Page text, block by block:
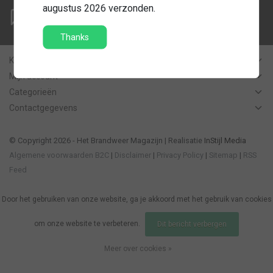
Vragen?
graag.
Klantenservice
Mijn account
Categorieën
Contactgegevens
© Copyright 2026 - Het Brandweer Magazijn | Realisatie InStijl Media
Algemene voorwaarden B2C | Disclaimer | Privacy Policy | Sitemap | RSS
Feed
augustus 2026 verzonden.
Thanks
Door het gebruiken van onze website, ga je akkoord met het gebruik van cookies
om onze website te verbeteren. Dit bericht verbergen
Meer over cookies »